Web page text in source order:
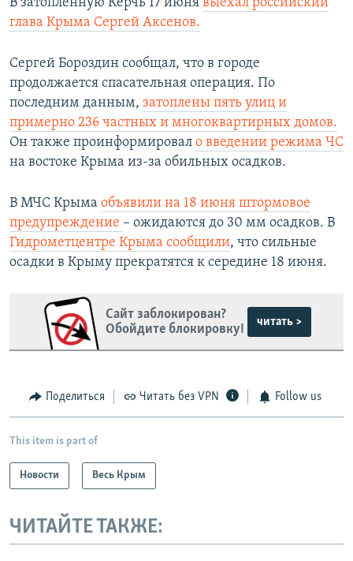
В затопленную Керчь 17 июня выехал российский
глава Крыма Сергей Аксенов.
Сергей Бороздин сообщал, что в городе
продолжается спасательная операция. По
последним данным, затоплены пять улиц и
примерно 236 частных и многоквартирных домов.
Он также проинформировал о введении режима ЧС
на востоке Крыма из-за обильных осадков.
В МЧС Крыма объявили на 18 июня штормовое
предупреждение – ожидаются до 30 мм осадков. В
Гидрометцентре Крыма сообщили, что сильные
осадки в Крыму прекратятся к середине 18 июня.
Сайт заблокирован?
Обойдите блокировку!
читать >
Поделиться Читать без VPN Follow us
This item is part of
Новости Весь Крым
ЧИТАЙТЕ ТАКЖЕ: